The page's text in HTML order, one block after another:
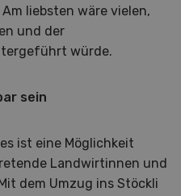
liebsten wäre vielen,
und der
würde.
sein
ist eine Möglichkeit
Landwirtinnen und
dem Umzug ins Stöckli